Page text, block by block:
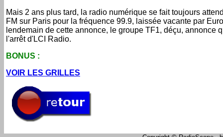
Mais 2 ans plus tard, la radio numérique se fait toujours
FM sur Paris pour la fréquence 99.9, laissée vacante par
lendemain de cette annonce, le groupe TF1, déçu, annonce
l'arrêt d'LCI Radio.
BONUS :
VOIR LES GRILLES